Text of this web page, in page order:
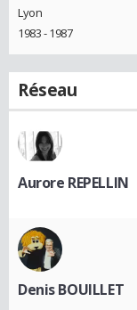
Lyon
1983 - 1987
Réseau
Aurore REPELLIN
Denis BOUILLET